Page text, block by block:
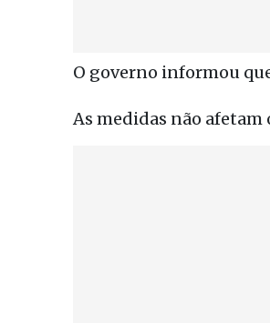
O governo informou
As medidas não afetam